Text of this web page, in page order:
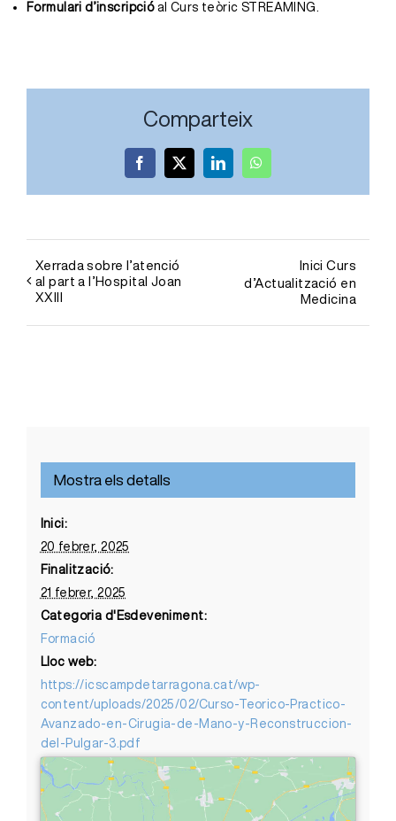
Formulari d’inscripcióal Curs teòric STREAMING.
Comparteix
Facebook
X LinkedInWhatsApp
Xerrada sobre l’atenció
al part a l’Hospital Joan
XXIII
Inici Curs
d’Actualització en
Medicina
Mostra els detalls
Inici:
20 febrer, 2025
Finalització:
21 febrer, 2025
Categoria d'Esdeveniment:
Formació
Lloc web:
https://icscampdetarragona.cat/wp-
content/uploads/2025/02/Curso-Teorico-Practico-
Avanzado-en-Cirugia-de-Mano-y-Reconstruccion-
del-Pulgar-3.pdf